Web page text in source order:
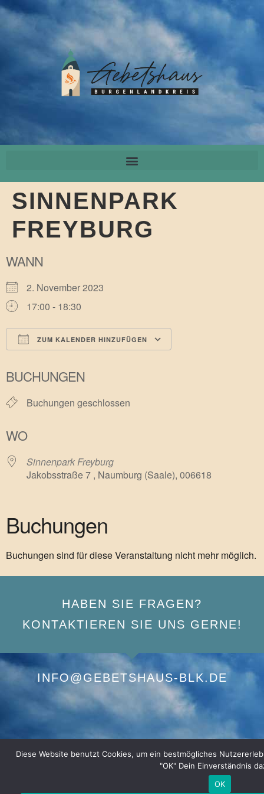
SINNENPARK
FREYBURG
WANN
2. November 2023
17:00 - 18:30
ZUM KALENDER HINZUFÜGEN
BUCHUNGEN
Buchungen geschlossen
WO
Sinnenpark Freyburg
Jakobsstraße 7 , Naumburg (Saale), 006618
Buchungen
Buchungen sind für diese Veranstaltung nicht mehr möglich.
HABEN SIE FRAGEN?
KONTAKTIEREN SIE UNS GERNE!
INFO@GEBETSHAUS-BLK.DE
Diese Website benutzt Cookies, um ein bestmögliches
"OK" Dein Einverständnis
OK